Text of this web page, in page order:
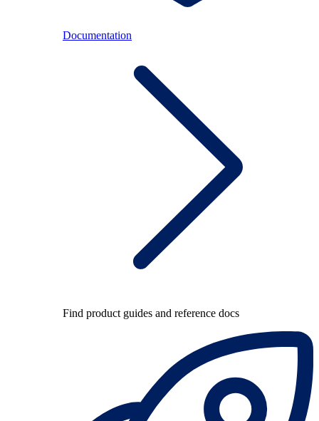
Documentation
Find product guides and reference docs